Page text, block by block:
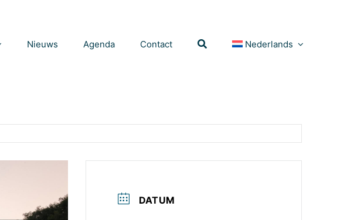
Nieuws Agenda Contact Nederlands
DATUM